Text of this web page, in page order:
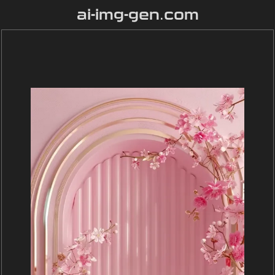
ai-img-gen.com